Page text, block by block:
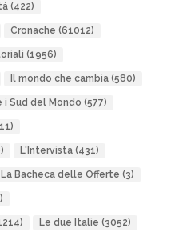
(422)
Cronache (61012)
(1956)
Il mondo che cambia(580)
i Sud del Mondo (577)
L'Intervista(431)
La Bacheca delle Offerte (3)
Le due Italie (3052)